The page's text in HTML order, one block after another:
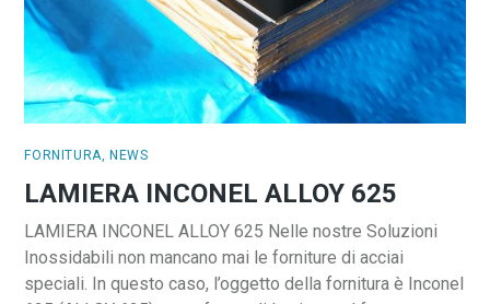
FORNITURA NEWS
LAMIERA INCONEL ALLOY 625
LAMIERA INCONEL ALLOY 625 Nelle nostre Soluzioni
Inossidabili non mancano mai le forniture di acciai
speciali. In questo caso, l’oggetto della fornitura è Inconel